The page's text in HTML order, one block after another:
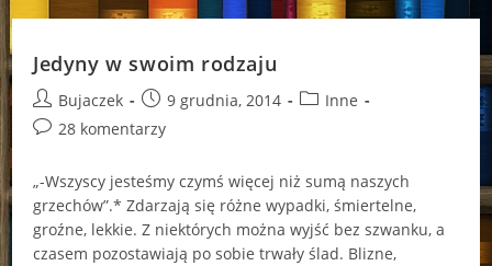
Jedyny w swoim rodzaju
Post
author:
Bujaczek
Post
published:
9 grudnia, 2014
PostInne
Post28 komentarzy
„-Wszyscy jesteśmy czymś więcej niż sumą naszych
grzechów”.* Zdarzają się różne wypadki, śmiertelne,
groźne, lekkie. Z niektórych można wyjść bez szwanku, a
czasem pozostawiają po sobie trwały ślad. Blizne,